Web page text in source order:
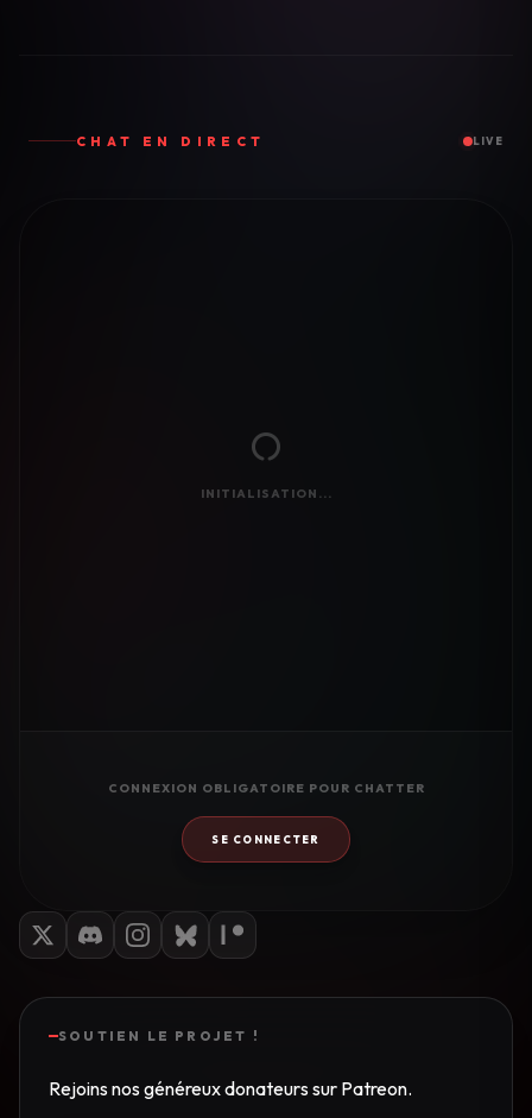
CHAT EN DIRECT LIVE
INITIALISATION...
CONNEXION OBLIGATOIRE POUR CHATTER
SE CONNECTER
SOUTIEN LE PROJET !
Rejoins nos généreux donateurs sur Patreon.